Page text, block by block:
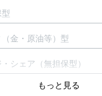
金・原油等）型
シェア（無担保型）
インのメリット
もっと見る